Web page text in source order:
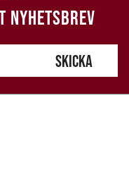
NYHETSBREV
SKICKA